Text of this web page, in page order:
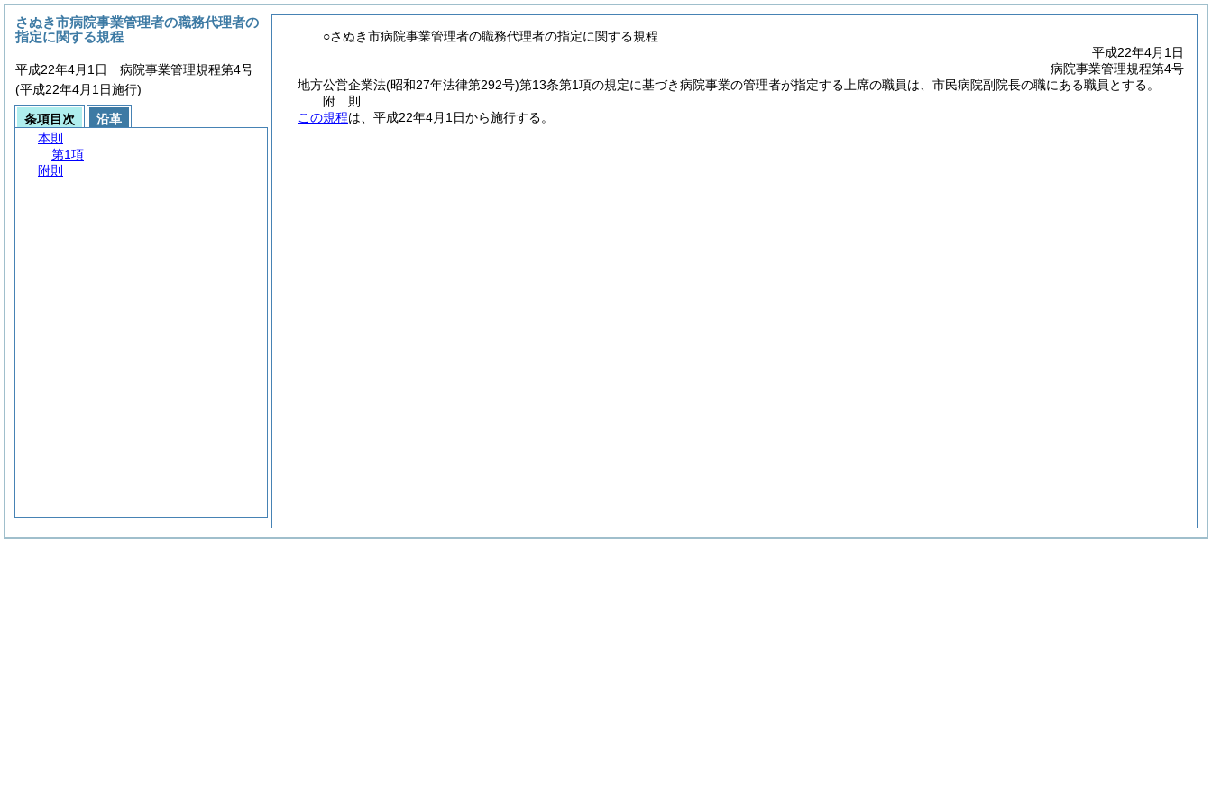
○さぬき市病院事業管理者の職務代理者の指定に関する規程
平成22年4月1日
病院事業管理規程第4号
地方公営企業法(昭和27年法律第292号)第13条第1項の規定に基づき病院事業の管理者が指定する上席の職員は、市民病院副院長の職にある職員とする。
附 則
この規程は、平成22年4月1日から施行する。
さぬき市病院事業管理者の職務代理者の
指定に関する規程
平成22年4月1日 病院事業管理規程第4号
(平成22年4月1日施行)
条項目次
沿革
本則
第1項
附則